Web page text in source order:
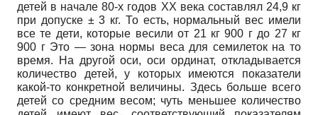
детей в начале 80-х годов XX века составлял 24,9 кг
при допуске ± 3 кг. То есть, нормальный вес имели
все те дети, которые весили от 21 кг 900 г до 27 кг
900 г Это — зона нормы веса для семилеток на то
время. На другой оси, оси ординат, откладывается
количество детей, у которых имеются показатели
какой-то конкретной величины. Здесь больше всего
детей со средним весом; чуть меньшее количество